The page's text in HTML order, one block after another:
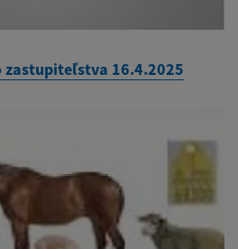
zastupiteľstva 16.4.2025